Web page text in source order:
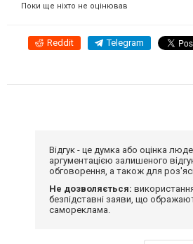
Поки ще ніхто не оцінював
Reddit Telegram
Відгук - це думка або оцінка
аргументацією залишеного
обговорення, а також для
Не дозволяється:
безпідставні заяви, що
самореклама.